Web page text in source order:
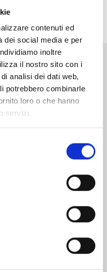
contenuti ed
dei social media e per
inoltre
il nostro sito con i
analisi dei dati web,
potrebbero combinarle
loro o che hanno
servizi.
PAGE
serie